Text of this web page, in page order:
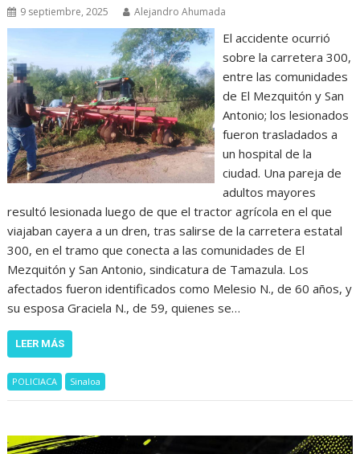
9 septiembre, 2025 Alejandro Ahumada
El accidente ocurrió
sobre la carretera 300,
entre las comunidades
de El Mezquitón y San
Antonio; los lesionados
fueron trasladados a
un hospital de la
ciudad. Una pareja de
adultos mayores
resultó lesionada luego de que el tractor agrícola en el que
viajaban cayera a un dren, tras salirse de la carretera estatal
300, en el tramo que conecta a las comunidades de El
Mezquitón y San Antonio, sindicatura de Tamazula. Los
afectados fueron identificados como Melesio N., de 60 años, y
su esposa Graciela N., de 59, quienes se…
LEER MÁS
POLICIACA Sinaloa